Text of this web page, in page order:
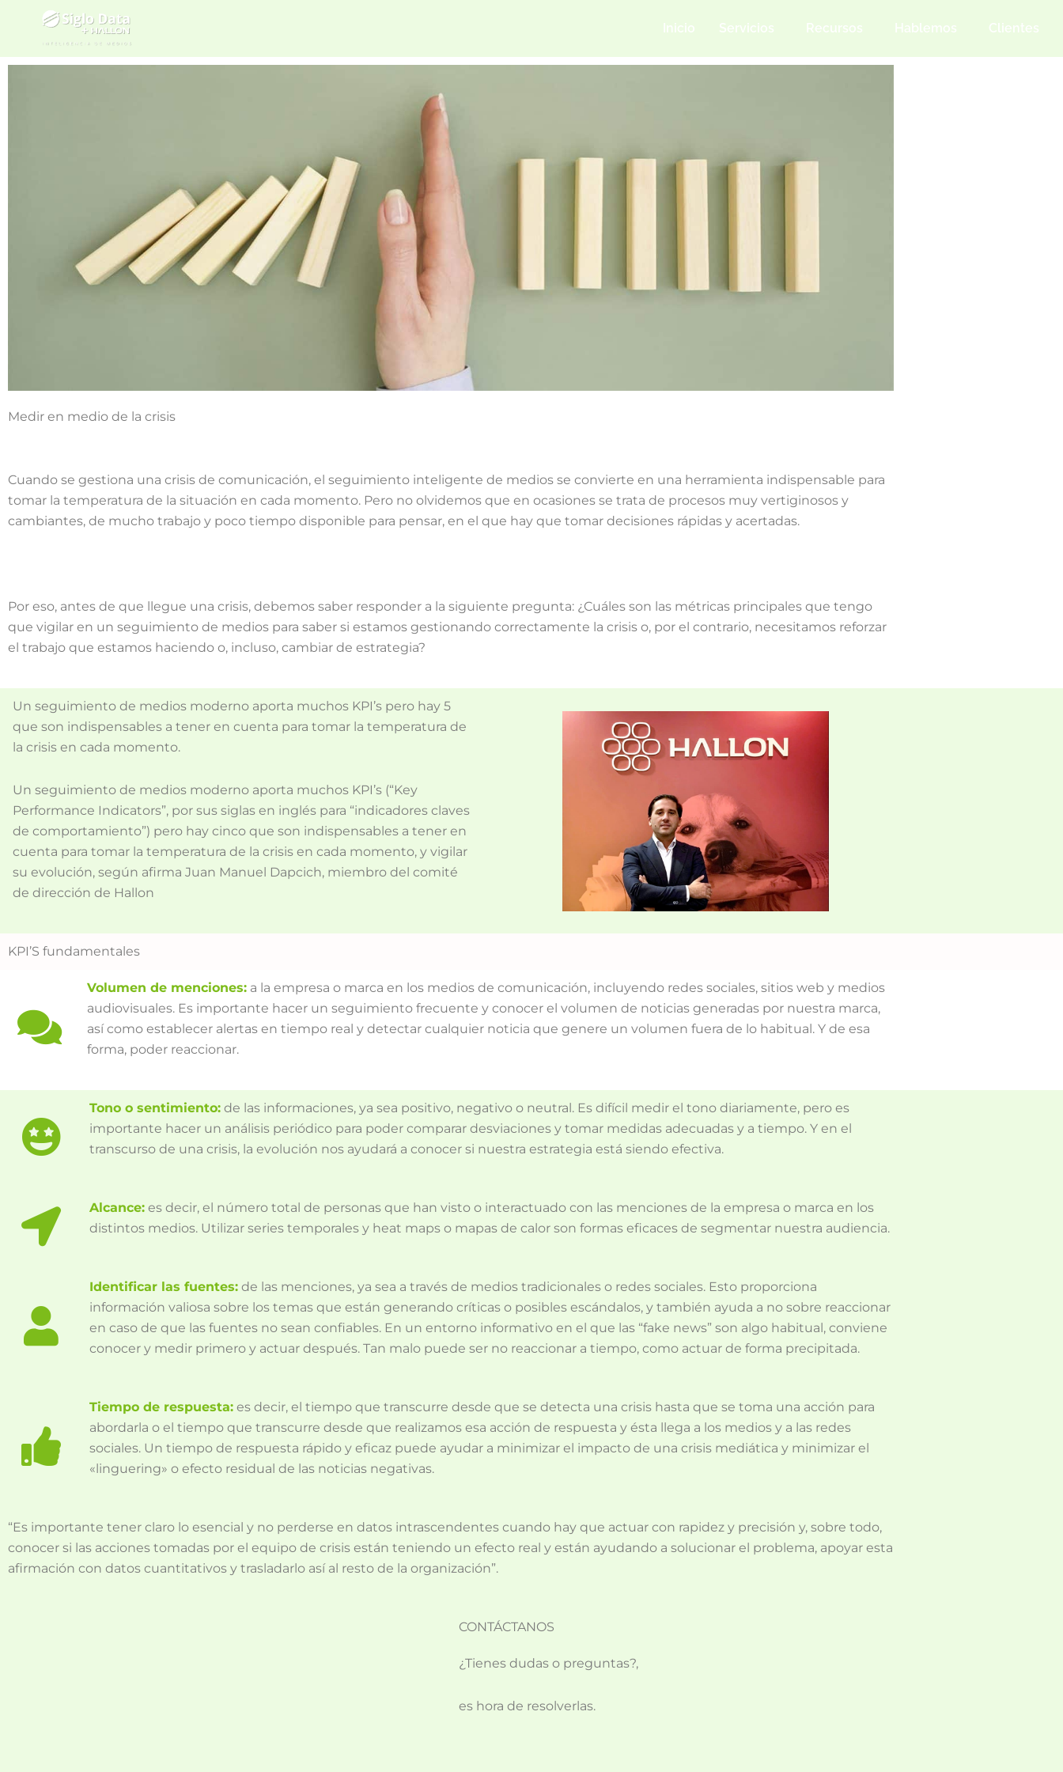
Inicio Servicios Recursos Hablemos Clientes
Medir en medio de la crisis
Cuando se gestiona una crisis de comunicación, el seguimiento inteligente de medios se convierte en una herramienta indispensable para
tomar la temperatura de la situación en cada momento. Pero no olvidemos que en ocasiones se trata de procesos muy vertiginosos y
cambiantes, de mucho trabajo y poco tiempo disponible para pensar, en el que hay que tomar decisiones rápidas y acertadas.
Por eso, antes de que llegue una crisis, debemos saber responder a la siguiente pregunta: ¿Cuáles son las métricas principales que tengo
que vigilar en un seguimiento de medios para saber si estamos gestionando correctamente la crisis o, por el contrario, necesitamos reforzar
el trabajo que estamos haciendo o, incluso, cambiar de estrategia?
Un seguimiento de medios moderno aporta muchos KPI’s pero hay 5
que son indispensables a tener en cuenta para tomar la temperatura de
la crisis en cada momento.
Un seguimiento de medios moderno aporta muchos KPI’s (“Key
Performance Indicators”, por sus siglas en inglés para “indicadores claves
de comportamiento”) pero hay cinco que son indispensables a tener en
cuenta para tomar la temperatura de la crisis en cada momento, y vigilar
su evolución, según afirma Juan Manuel Dapcich, miembro del comité
de dirección de Hallon
KPI’S fundamentales
Volumen de menciones: a la empresa o marca en los medios de comunicación, incluyendo redes sociales, sitios web y medios
audiovisuales. Es importante hacer un seguimiento frecuente y conocer el volumen de noticias generadas por nuestra marca,
así como establecer alertas en tiempo real y detectar cualquier noticia que genere un volumen fuera de lo habitual. Y de esa
forma, poder reaccionar.
Tono o sentimiento: de las informaciones, ya sea positivo, negativo o neutral. Es difícil medir el tono diariamente, pero es
importante hacer un análisis periódico para poder comparar desviaciones y tomar medidas adecuadas y a tiempo. Y en el
transcurso de una crisis, la evolución nos ayudará a conocer si nuestra estrategia está siendo efectiva.
Alcance: es decir, el número total de personas que han visto o interactuado con las menciones de la empresa o marca en los
distintos medios. Utilizar series temporales y heat maps o mapas de calor son formas eficaces de segmentar nuestra audiencia.
Identificar las fuentes: de las menciones, ya sea a través de medios tradicionales o redes sociales. Esto proporciona
información valiosa sobre los temas que están generando críticas o posibles escándalos, y también ayuda a no sobre reaccionar
en caso de que las fuentes no sean confiables. En un entorno informativo en el que las “fake news” son algo habitual, conviene
conocer y medir primero y actuar después. Tan malo puede ser no reaccionar a tiempo, como actuar de forma precipitada.
Tiempo de respuesta: es decir, el tiempo que transcurre desde que se detecta una crisis hasta que se toma una acción para
abordarla o el tiempo que transcurre desde que realizamos esa acción de respuesta y ésta llega a los medios y a las redes
sociales. Un tiempo de respuesta rápido y eficaz puede ayudar a minimizar el impacto de una crisis mediática y minimizar el
«linguering» o efecto residual de las noticias negativas.
“Es importante tener claro lo esencial y no perderse en datos intrascendentes cuando hay que actuar con rapidez y precisión y, sobre todo,
conocer si las acciones tomadas por el equipo de crisis están teniendo un efecto real y están ayudando a solucionar el problema, apoyar esta
afirmación con datos cuantitativos y trasladarlo así al resto de la organización”.
CONTÁCTANOS
¿Tienes dudas o preguntas?,
es hora de resolverlas.